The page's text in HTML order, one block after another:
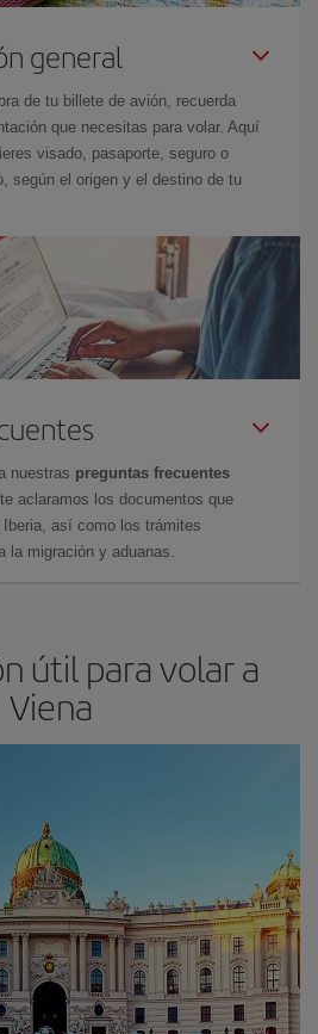
general
de tu billete de avión, recuerda
que necesitas para volar. Aquí
visado, pasaporte, seguro o
según el origen y el destino de tu
nuestras preguntas frecuentes
aclaramos los documentos que
así como los trámites
la migración y aduanas.
útil para volar a
Viena